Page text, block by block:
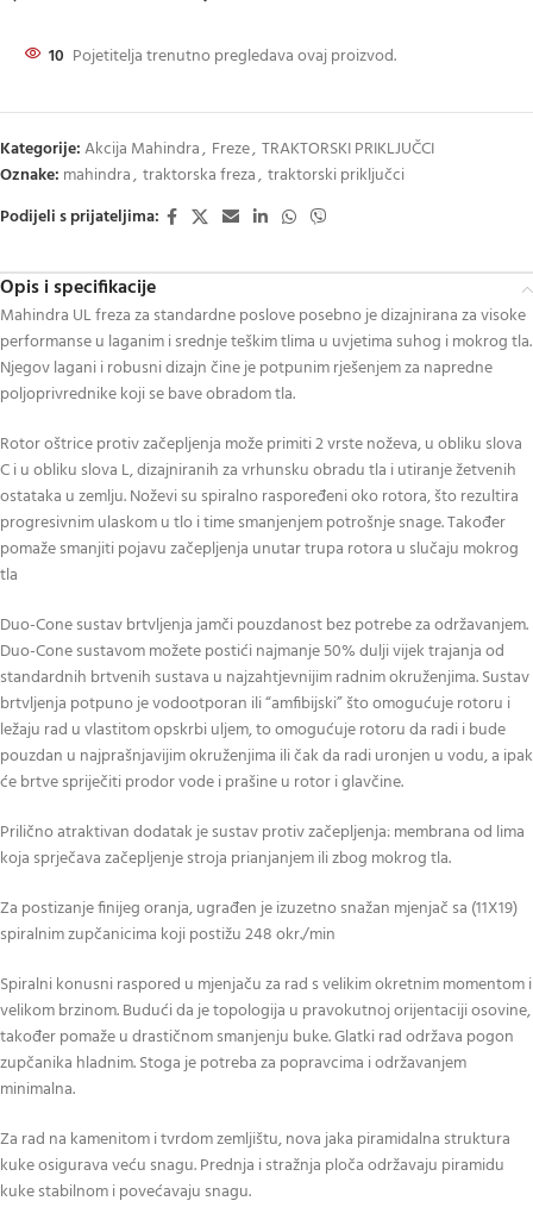
10 Pojetitelja trenutno pregledava ovaj proizvod.
Kategorije:Akcija Mahindra, Freze, TRAKTORSKI PRIKLJUČCI
Oznake: mahindra, traktorska freza, traktorski priključci
Podijeli s prijateljima:
Opis i specifikacije
Mahindra UL freza za standardne poslove posebno je dizajnirana za visoke
performanse u laganim i srednje teškim tlima u uvjetima suhog i mokrog tla.
Njegov lagani i robusni dizajn čine je potpunim rješenjem za napredne
poljoprivrednike koji se bave obradom tla.
Rotor oštrice protiv začepljenja može primiti 2 vrste noževa, u obliku slova
C i u obliku slova L, dizajniranih za vrhunsku obradu tla i utiranje žetvenih
ostataka u zemlju. Noževi su spiralno raspoređeni oko rotora, što rezultira
progresivnim ulaskom u tlo i time smanjenjem potrošnje snage. Također
pomaže smanjiti pojavu začepljenja unutar trupa rotora u slučaju mokrog
tla
Duo-Cone sustav brtvljenja jamči pouzdanost bez potrebe za održavanjem.
Duo-Cone sustavom možete postići najmanje 50% dulji vijek trajanja od
standardnih brtvenih sustava u najzahtjevnijim radnim okruženjima. Sustav
brtvljenja potpuno je vodootporan ili “amfibijski” što omogućuje rotoru i
ležaju rad u vlastitom opskrbi uljem, to omogućuje rotoru da radi i bude
pouzdan u najprašnjavijim okruženjima ili čak da radi uronjen u vodu, a ipak
će brtve spriječiti prodor vode i prašine u rotor i glavčine.
Prilično atraktivan dodatak je sustav protiv začepljenja: membrana od lima
koja sprječava začepljenje stroja prianjanjem ili zbog mokrog tla.
Za postizanje finijeg oranja, ugrađen je izuzetno snažan mjenjač sa (11X19)
spiralnim zupčanicima koji postižu 248 okr./min
Spiralni konusni raspored u mjenjaču za rad s velikim okretnim momentom i
velikom brzinom. Budući da je topologija u pravokutnoj orijentaciji osovine,
također pomaže u drastičnom smanjenju buke. Glatki rad održava pogon
zupčanika hladnim. Stoga je potreba za popravcima i održavanjem
minimalna.
Za rad na kamenitom i tvrdom zemljištu, nova jaka piramidalna struktura
kuke osigurava veću snagu. Prednja i stražnja ploča održavaju piramidu
kuke stabilnom i povećavaju snagu.